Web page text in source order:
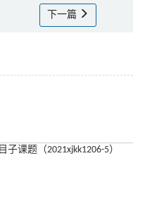
下一篇
课题（2021xjkk1206-5）